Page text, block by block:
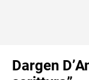
Dargen